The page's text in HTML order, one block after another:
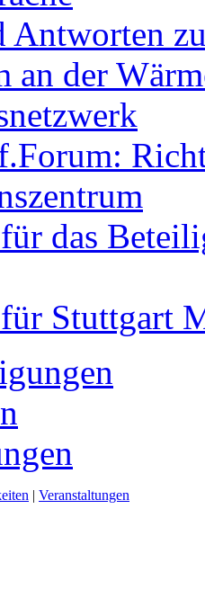
Antworten
an der
das
Stuttgart
| Veranstaltungen